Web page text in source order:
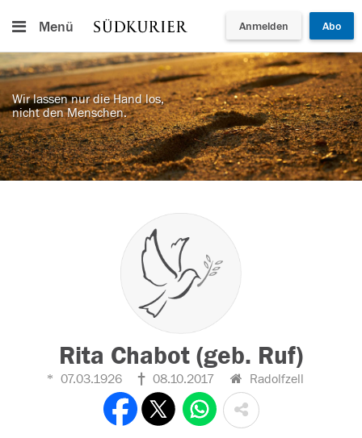
Menü Anmelden Abo
Wir lassen nur die Hand los,
nicht den Menschen.
Rita Chabot (geb. Ruf)
07.03.1926 08.10.2017 Radolfzell